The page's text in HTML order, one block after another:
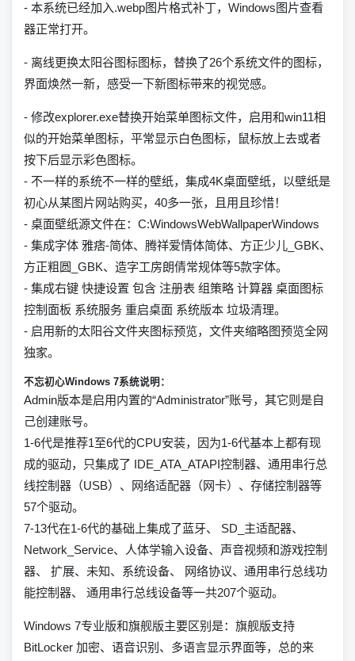
- 本系统已经加入.webp图片格式补丁，Windows图片查看
器正常打开。
- 离线更换太阳谷图标图标，替换了26个系统文件的图标，
界面焕然一新，感受一下新图标带来的视觉感。
- 修改explorer.exe替换开始菜单图标文件，启用和win11相
似的开始菜单图标，平常显示白色图标，鼠标放上去或者
按下后显示彩色图标。
- 不一样的系统不一样的壁纸，集成4K桌面壁纸，以壁纸是
初心从某图片网站购买，40多一张，且用且珍惜！
- 桌面壁纸源文件在：C:WindowsWebWallpaperWindows
- 集成字体 雅痞-简体、腾祥爱情体简体、方正少儿_GBK、
方正粗圆_GBK、造字工房朗倩常规体等5款字体。
- 集成右键 快捷设置 包含 注册表 组策略 计算器 桌面图标
控制面板 系统服务 重启桌面 系统版本 垃圾清理。
- 启用新的太阳谷文件夹图标预览，文件夹缩略图预览全网
独家。
不忘初心Windows 7系统说明：
Admin版本是启用内置的“Administrator”账号，其它则是自
己创建账号。
1-6代是推荐1至6代的CPU安装，因为1-6代基本上都有现
成的驱动，只集成了 IDE_ATA_ATAPI控制器、通用串行总
线控制器（USB）、网络适配器（网卡）、存储控制器等
57个驱动。
7-13代在1-6代的基础上集成了蓝牙、 SD_主适配器、
Network_Service、人体学输入设备、声音视频和游戏控制
器、 扩展、未知、系统设备、 网络协议、通用串行总线功
能控制器、 通用串行总线设备等一共207个驱动。
Windows 7专业版和旗舰版主要区别是：旗舰版支持
BitLocker 加密、语音识别、多语言显示界面等，总的来